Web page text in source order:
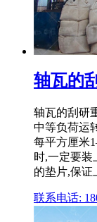
轴瓦的
轴瓦的刮研
中等负荷运
每平方厘米
时,一定要装
的垫片,保证
联系电话: